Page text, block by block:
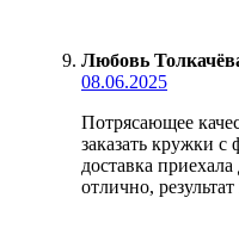
Любовь
08.06.2025
Потрясающее
заказать кружки с
доставка
отлично,